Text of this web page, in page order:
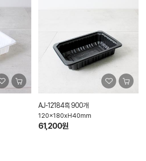
AJ-12184흑 900개
120x180xH40mm
61,200원